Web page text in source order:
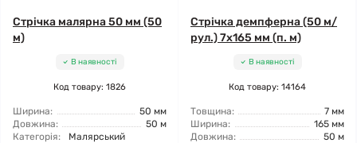
Стрічка малярна 50 мм (50
м)
В наявності
Код товару: 1826
Ширина:
50 мм
Довжина:
50 м
Категорія:
Малярський
Стрічка демпферна (50 м/
рул.) 7x165 мм (п. м)
В наявності
Код товару: 14164
Товщина:
7 мм
Ширина:
165 мм
Довжина:
50 м